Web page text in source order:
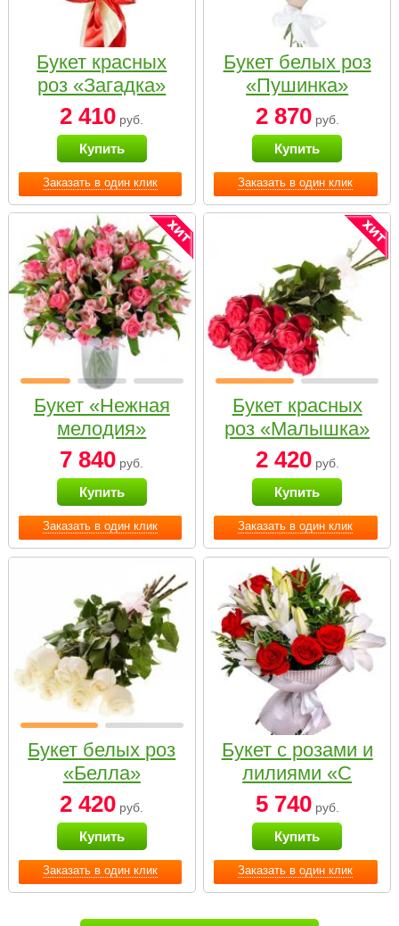
Заказать в один клик
Букет красных
роз «Загадка»
2 410 руб.
Купить
Заказать в один клик
Букет белых роз
«Пушинка»
2 870руб.
Купить
Заказать в один клик
Букет «Нежная
мелодия»
7 840 руб.
Купить
Заказать в один клик
Букет красных
роз «Малышка»
2 420руб.
Купить
Заказать в один клик
Букет белых роз
«Белла»
2 420 руб.
Купить
Заказать в один клик
Букет с розами и
лилиями «С
наилучшими
пожеланиями»
5 740руб.
Купить